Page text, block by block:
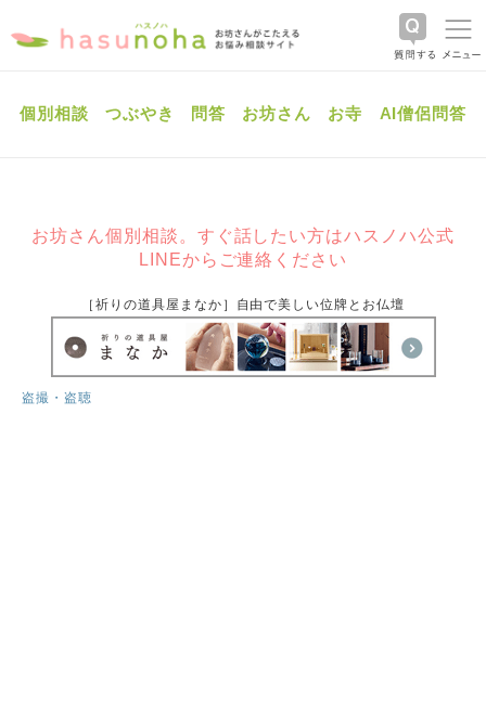
個別相談 つぶやき 問答 お坊さん お寺 AI僧侶問答
お坊さん個別相談。すぐ話したい方はハスノハ公式
LINEからご連絡ください
［祈りの道具屋まなか］自由で美しい位牌とお仏壇
盗撮・盗聴